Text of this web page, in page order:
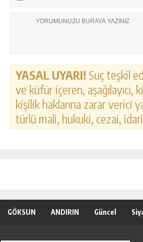
YASAL UYARI! Suç teşkil
ve küfür içeren, aşağılayıcı,
kişilik haklarına zarar verici
türlü mali, hukuki, cezai,
GÖKSUN ANDIRIN Güncel